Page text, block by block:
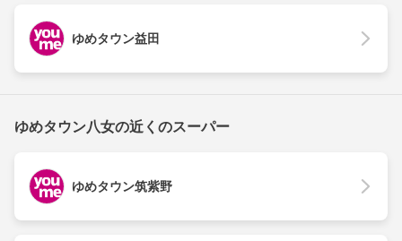
ゆめタウン益田
ゆめタウン八女の近くのスーパー
ゆめタウン筑紫野